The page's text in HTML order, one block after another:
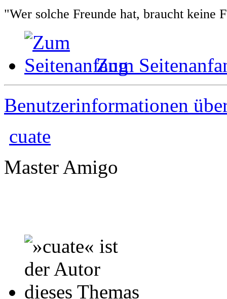
"Wer solche Freunde hat, braucht keine
Zum
Benutzerinformationen
cuate
Master Amigo